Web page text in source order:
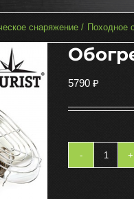
снаряжение Походное
5790 ₽